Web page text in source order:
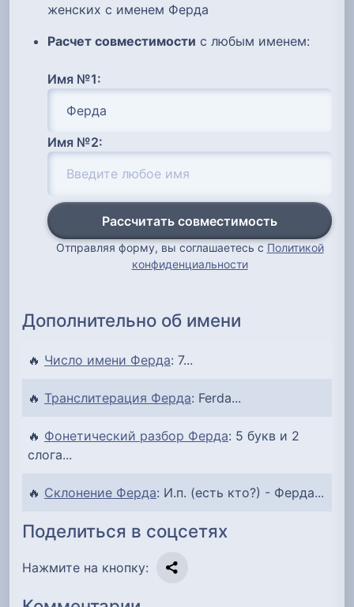
женских с именем Ферда
Расчет совместимости с любым именем:
Имя №1:
Имя №2:
Рассчитать совместимость
Отправляя форму, вы соглашаетесь с Политикой
конфиденциальности
Дополнительно об имени
🔥 Число имени Ферда: 7...
🔥 Транслитерация Ферда: Ferda...
🔥 Фонетический разбор Ферда: 5 букв и 2
слога...
🔥 Склонение Ферда: И.п. (есть кто?) - Ферда...
Поделиться в соцсетях
Нажмите на кнопку: